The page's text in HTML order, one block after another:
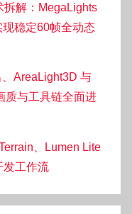
拆解：MegaLights
稳定60帧全动态
AreaLight3D 与
质与工具链全面进
、Lumen Lite
发工作流